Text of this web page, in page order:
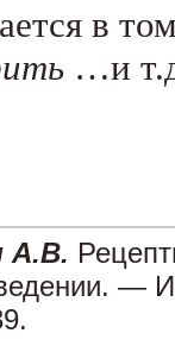
в
…и
А.В.
—